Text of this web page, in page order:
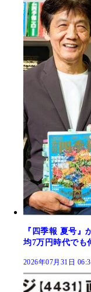
『四季報 夏号
均7万円時代でも
2026年07月31日